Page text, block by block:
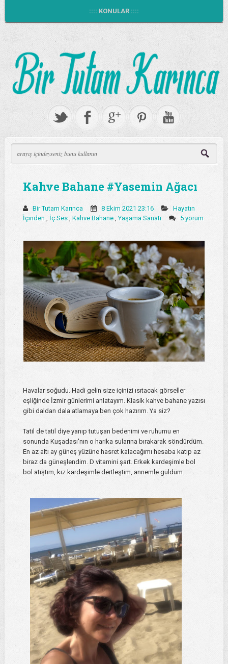
:::: KONULAR ::::
Kahve Bahane #Yasemin Ağacı
Bir Tutam Karınca 8 Ekim 2021 23:16
Hayatın
İçinden
İç Ses Kahve Bahane ,Yaşama Sanatı 5 yorum
Havalar soğudu. Hadi gelin size içinizi ısıtacak görseller
eşliğinde İzmir günlerimi anlatayım. Klasik kahve bahane yazısı
gibi daldan dala atlamaya ben çok hazırım. Ya siz?
Tatil de tatil diye yanıp tutuşan bedenimi ve ruhumu en
sonunda Kuşadası'nın o harika sularına bırakarak söndürdüm.
En az altı ay güneş yüzüne hasret kalacağımı hesaba katıp az
biraz da güneşlendim. D vitamini şart. Erkek kardeşimle bol
bol atıştım, kız kardeşimle dertleştim, annemle güldüm.